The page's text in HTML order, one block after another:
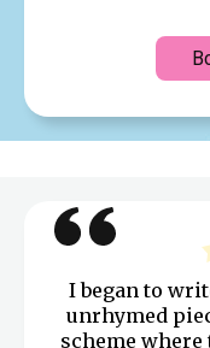
I began to
unrhymed
scheme where